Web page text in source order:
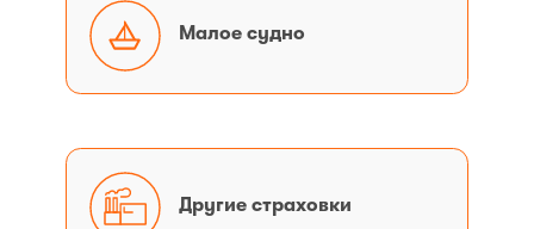
Mалое
Mалое судно
Другие
страховки
Другие страховки